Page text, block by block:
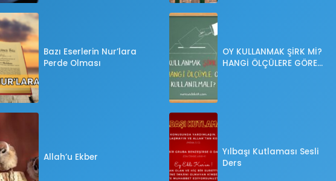
Bazı Eserlerin Nur’lara
Perde Olması
Allah’u Ekber
OY KULLANMAK ŞİRK Mİ?
HANGİ ÖLÇÜLERE GÖRE
Yılbaşı Kutlaması Sesli
Ders